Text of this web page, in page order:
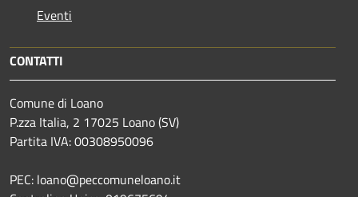
Eventi
CONTATTI
Comune di Loano
P.zza Italia, 2 17025 Loano (SV)
Partita IVA: 00308950096
PEC: loano@peccomuneloano.it